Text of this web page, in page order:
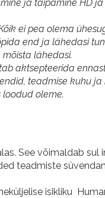
ja taipamine HD
ei pea olema
end ja lähedasi
lähedasi.
aktsepteerida
teadmise kuhu
loodud oleme.
See võimaldab sul
teadmiste
isikliku